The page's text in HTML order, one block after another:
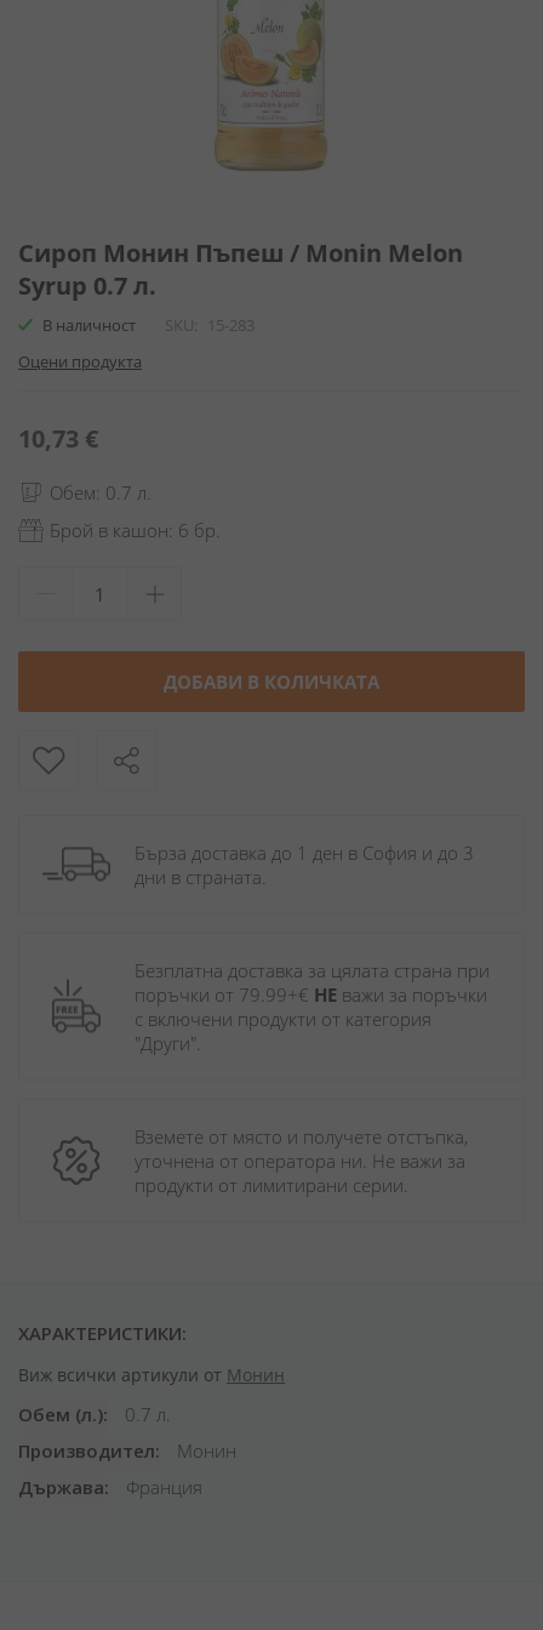
към
началото
на
галерия
снимки
Сироп Монин Пъпеш / Monin Melon
Syrup 0.7 л.
В наличност SKU
15-283
Оцени продукта
10,73 €
Обем: 0.7 л.
Брой в кашон: 6 бр.
ДОБАВИ В КОЛИЧКАТА
Бърза доставка до 1 ден в София и до 3
дни в страната.
Безплатна доставка за цялата страна при
поръчки от 79.99+€ НЕ важи за поръчки
с включени продукти от категория
"Други".
Вземете от място и получете отстъпка,
уточнена от оператора ни. Не важи за
продукти от лимитирани серии.
ХАРАКТЕРИСТИКИ:
Виж всички артикули от Монин
Обем (л.)
0.7 л.
Производител
Монин
Държава
Франция